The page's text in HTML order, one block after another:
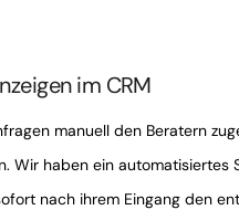
im CRM
manuell den Beratern
Wir haben ein
nach ihrem Eingang den